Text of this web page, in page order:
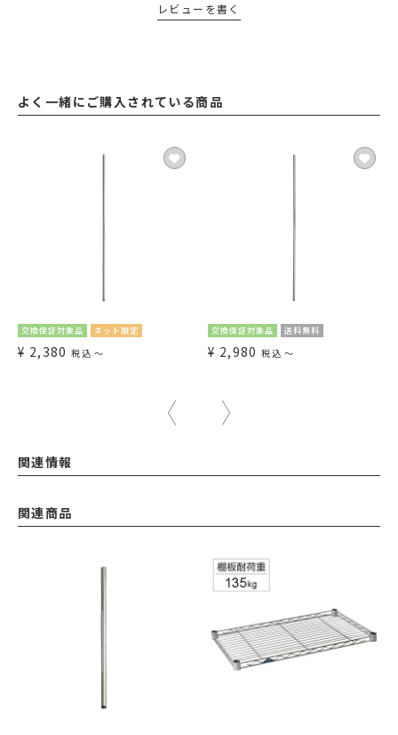
レビューを書く
よく一緒にご購入されている商品
交換保証対象品 ネット限定
¥ 2,380 税込 〜
交換保証対象品 送料無料
¥ 2,980 税込 〜
関連情報
関連商品